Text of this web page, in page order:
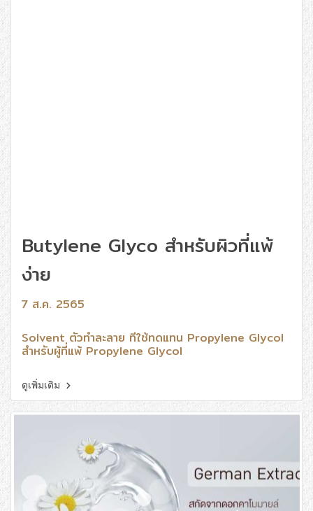
Butylene Glyco สำหรับผิวที่แพ้
ง่าย
7 ส.ค. 2565
Solvent ตัวทำละลาย ที่ใช้ทดแทน Propylene Glycol
สำหรับผู้ที่แพ้ Propylene Glycol
ดูเพิ่มเติม